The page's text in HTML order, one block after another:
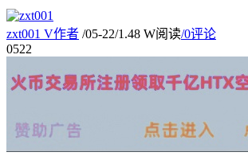
zxt001 V作者 /05-22/1.48 W阅读/0评论
0522